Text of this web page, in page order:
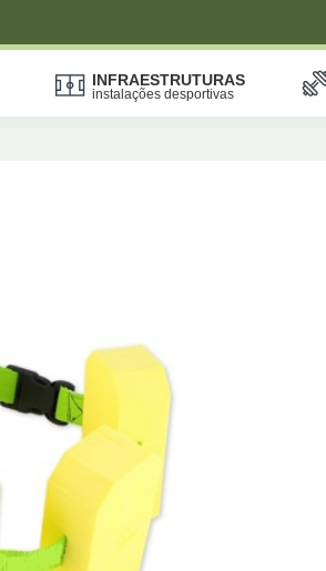
INFRAESTRUTURAS
instalações desportivas